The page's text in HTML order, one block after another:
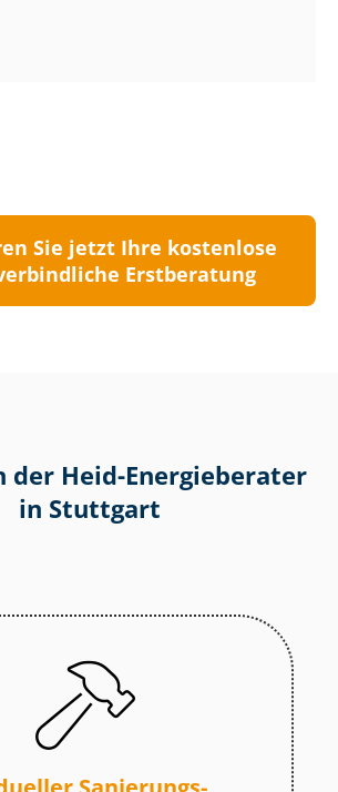
Sie jetzt Ihre kostenlose
Erstberatung
der Heid-Energieberater
in Stuttgart